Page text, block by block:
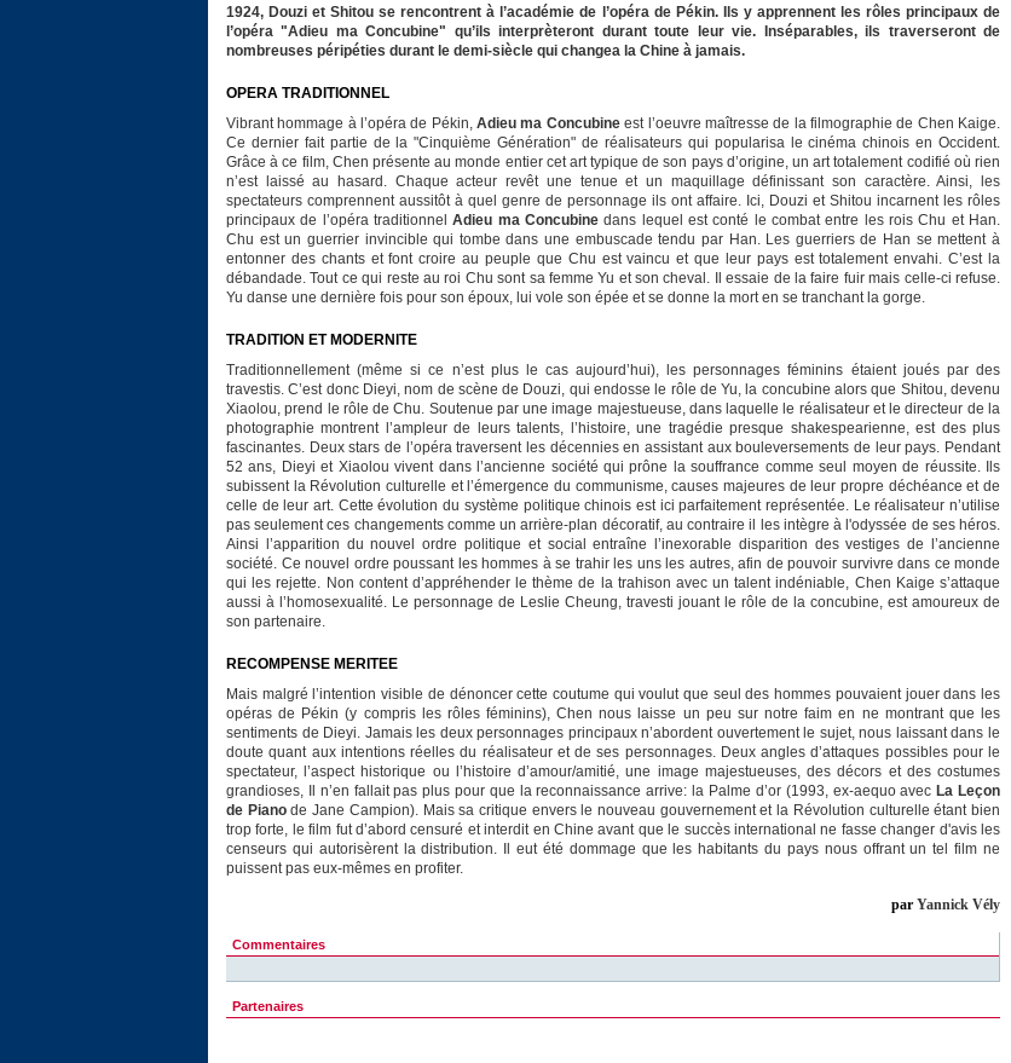
1924, Douzi et Shitou se rencontrent à l’académie de l’opéra de Pékin. Ils y apprennent les rôles principaux de
l’opéra "Adieu ma Concubine" qu’ils interprèteront durant toute leur vie. Inséparables, ils traverseront de
nombreuses péripéties durant le demi-siècle qui changea la Chine à jamais.
OPERA TRADITIONNEL
Vibrant hommage à l’opéra de Pékin,Adieu ma Concubineest l’oeuvre maîtresse de la filmographie de Chen Kaige.
Ce dernier fait partie de la "Cinquième Génération" de réalisateurs qui popularisa le cinéma chinois en Occident.
Grâce à ce film, Chen présente au monde entier cet art typique de son pays d’origine, un art totalement codifié où rien
n’est laissé au hasard. Chaque acteur revêt une tenue et un maquillage définissant son caractère. Ainsi, les
spectateurs comprennent aussitôt à quel genre de personnage ils ont affaire. Ici, Douzi et Shitou incarnent les rôles
principaux de l’opéra traditionnelAdieu ma Concubine dans lequel est conté le combat entre les rois Chu et Han.
Chu est un guerrier invincible qui tombe dans une embuscade tendu par Han. Les guerriers de Han se mettent à
entonner des chants et font croire au peuple que Chu est vaincu et que leur pays est totalement envahi. C’est la
débandade. Tout ce qui reste au roi Chu sont sa femme Yu et son cheval. Il essaie de la faire fuir mais celle-ci refuse.
Yu danse une dernière fois pour son époux, lui vole son épée et se donne la mort en se tranchant la gorge.
TRADITION ET MODERNITE
Traditionnellement (même si ce n’est plus le cas aujourd’hui), les personnages féminins étaient joués par des
travestis. C’est donc Dieyi, nom de scène de Douzi, qui endosse le rôle de Yu, la concubine alors que Shitou, devenu
Xiaolou, prend le rôle de Chu. Soutenue par une image majestueuse, dans laquelle le réalisateur et le directeur de la
photographie montrent l’ampleur de leurs talents, l’histoire, une tragédie presque shakespearienne, est des plus
fascinantes. Deux stars de l’opéra traversent les décennies en assistant aux bouleversements de leur pays. Pendant
52 ans, Dieyi et Xiaolou vivent dans l’ancienne société qui prône la souffrance comme seul moyen de réussite. Ils
subissent la Révolution culturelle et l’émergence du communisme, causes majeures de leur propre déchéance et de
celle de leur art. Cette évolution du système politique chinois est ici parfaitement représentée. Le réalisateur n’utilise
pas seulement ces changements comme un arrière-plan décoratif, au contraire il les intègre à l'odyssée de ses héros.
Ainsi l’apparition du nouvel ordre politique et social entraîne l’inexorable disparition des vestiges de l’ancienne
société. Ce nouvel ordre poussant les hommes à se trahir les uns les autres, afin de pouvoir survivre dans ce monde
qui les rejette. Non content d’appréhender le thème de la trahison avec un talent indéniable, Chen Kaige s’attaque
aussi à l’homosexualité. Le personnage de Leslie Cheung, travesti jouant le rôle de la concubine, est amoureux de
son partenaire.
RECOMPENSE MERITEE
Mais malgré l’intention visible de dénoncer cette coutume qui voulut que seul des hommes pouvaient jouer dans les
opéras de Pékin (y compris les rôles féminins), Chen nous laisse un peu sur notre faim en ne montrant que les
sentiments de Dieyi. Jamais les deux personnages principaux n’abordent ouvertement le sujet, nous laissant dans le
doute quant aux intentions réelles du réalisateur et de ses personnages. Deux angles d’attaques possibles pour le
spectateur, l’aspect historique ou l’histoire d’amour/amitié, une image majestueuses, des décors et des costumes
grandioses, Il n’en fallait pas plus pour que la reconnaissance arrive: la Palme d’or (1993, ex-aequo avec La Leçon
de Pianode Jane Campion). Mais sa critique envers le nouveau gouvernement et la Révolution culturelle étant bien
trop forte, le film fut d’abord censuré et interdit en Chine avant que le succès international ne fasse changer d'avis les
censeurs qui autorisèrent la distribution. Il eut été dommage que les habitants du pays nous offrant un tel film ne
puissent pas eux-mêmes en profiter.
par Yannick Vély
Commentaires
Partenaires